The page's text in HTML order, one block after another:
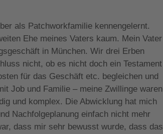
als Patchworkfamilie kennengelernt.
Ehe meines Vaters kaum. Mein Vater
in München. Wir drei Erben
nicht, ob es nicht doch ein Testament
für das Geschäft etc. begleichen und
Job und Familie – meine Zwillinge waren
und komplex. Die Abwicklung hat mich
Nachfolgeplanung einfach nicht mehr
dass mir sehr bewusst wurde, dass das